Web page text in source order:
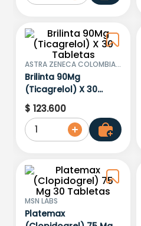
ASTRA ZENECA COLOMBIA
S.A
Brilinta 90Mg
(Ticagrelol) X 30
Tabletas
$ 123.600
1
MSN LABS
Platemax